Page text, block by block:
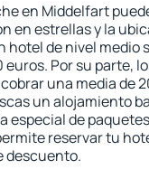
en Middelfart
en estrellas y la
hotel de nivel medio
euros. Por su parte,
una media de
un alojamiento
especial de
reservar tu
descuento.